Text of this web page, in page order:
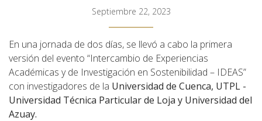
Septiembre 22, 2023
En una jornada de dos días, se llevó a cabo la primera
versión del evento “Intercambio de Experiencias
Académicas y de Investigación en Sostenibilidad – IDEAS”
con investigadores de la Universidad de Cuenca, UTPL -
Universidad Técnica Particular de Loja y Universidad del
Azuay.